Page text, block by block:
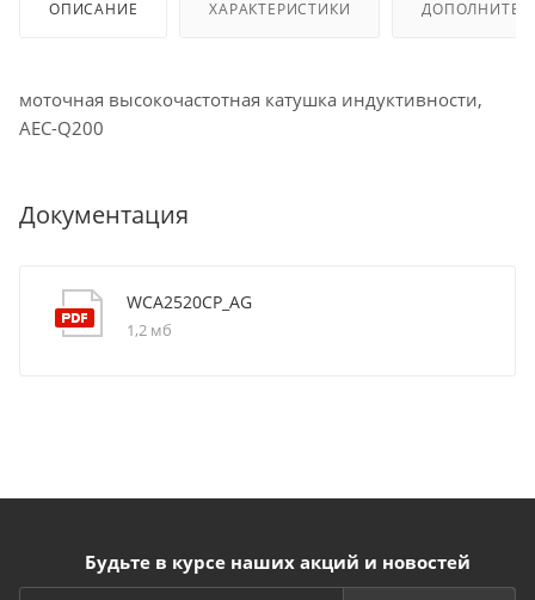
ОПИСАНИЕ ХАРАКТЕРИСТИКИ
моточная высокочастотная катушка индуктивности,
AEC-Q200
Документация
WCA2520CP_AG
1,2 мб
Будьте в курсе наших акций и новостей